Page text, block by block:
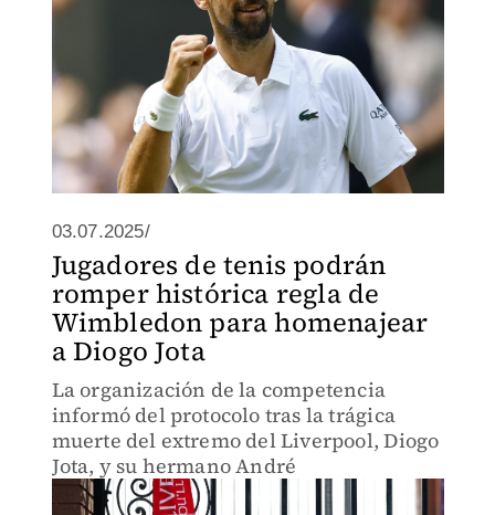
03.07.2025/
Jugadores de tenis podrán
romper histórica regla de
Wimbledon para homenajear
a Diogo Jota
La organización de la competencia
informó del protocolo tras la trágica
muerte del extremo del Liverpool, Diogo
Jota, y su hermano André